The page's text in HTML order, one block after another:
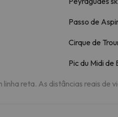
Passo de
Cirque de
Pic du Midi de
linha reta. As distâncias reais de